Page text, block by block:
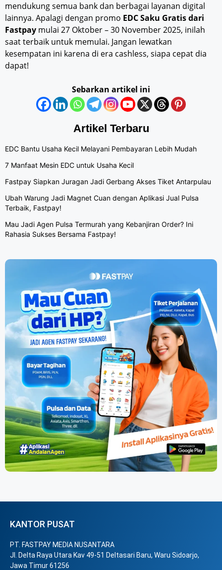
mendukung semua bank dan berbagai layanan digital
lainnya. Apalagi dengan promo EDC Saku Gratis dari
Fastpay mulai 27 Oktober – 30 November 2025, inilah
saat terbaik untuk memulai. Jangan lewatkan
kesempatan ini karena di era cashless, siapa cepat dia
dapat!
Sebarkan artikel ini
Artikel Terbaru
EDC Bantu Usaha Kecil Melayani Pembayaran Lebih Mudah
7 Manfaat Mesin EDC untuk Usaha Kecil
Fastpay Siapkan Juragan Jadi Gerbang Akses Tiket Antarpulau
Ubah Warung Jadi Magnet Cuan dengan Aplikasi Jual Pulsa
Terbaik, Fastpay!
Mau Jadi Agen Pulsa Termurah yang Kebanjiran Order? Ini
Rahasia Sukses Bersama Fastpay!
KANTOR PUSAT
PT. FASTPAY MEDIA NUSANTARA
Jl. Delta Raya Utara Kav 49-51 Deltasari Baru, Waru Sidoarjo,
Jawa Timur 61256